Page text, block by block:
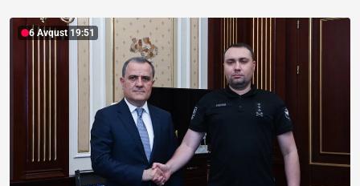
6 Avqust 19:51